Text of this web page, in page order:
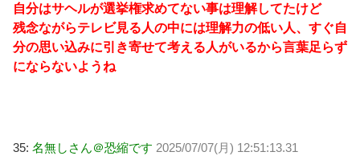
自分はサヘルが選挙権求めてない事は理解してたけど
残念ながらテレビ見る人の中には理解力の低い人、すぐ自
分の思い込みに引き寄せて考える人がいるから言葉足らず
にならないようね
35: 名無しさん＠恐縮です 2025/07/07(月) 12:51:13.31